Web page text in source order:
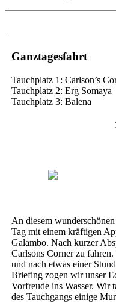
Ganztagesfahrt
Tauchplatz 1: Carlson’s
Tauchplatz 2: Erg Somaya
Tauchplatz 3: Balena
An diesem
Tag mit einem kräftigen
Galambo. Nach kurzer
Carlsons Corner zu
und nach etwas einer
Briefing zogen wir unser
Vorfreude ins Wasser. Wir
des Tauchgangs einige